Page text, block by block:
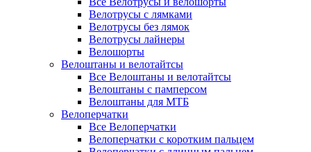
Велотрусы с лямками
Велотрусы без лямок
Велотрусы лайнеры
Велошорты
Велоштаны и велотайтсы
Все Велоштаны и велотайтсы
Велоштаны с памперсом
Велоштаны для МТБ
Велоперчатки
Все Велоперчатки
Велоперчатки с коротким пальцем